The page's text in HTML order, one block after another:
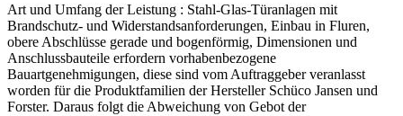
Art und Umfang der Leistung : Stahl-Glas-Türanlagen mit
Brandschutz- und Widerstandsanforderungen, Einbau in Fluren,
obere Abschlüsse gerade und bogenförmig, Dimensionen und
Anschlussbauteile erfordern vorhabenbezogene
Bauartgenehmigungen, diese sind vom Auftraggeber veranlasst
worden für die Produktfamilien der Hersteller Schüco Jansen und
Forster. Daraus folgt die Abweichung von Gebot der